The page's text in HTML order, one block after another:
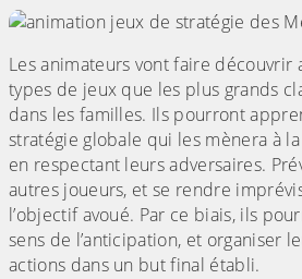
Les animateurs vont faire découvrir
types de jeux que les plus grands
dans les familles. Ils pourront
stratégie globale qui les mènera à
en respectant leurs adversaires.
autres joueurs, et se rendre
l’objectif avoué. Par ce biais, ils
sens de l’anticipation, et organiser
actions dans un but final établi.